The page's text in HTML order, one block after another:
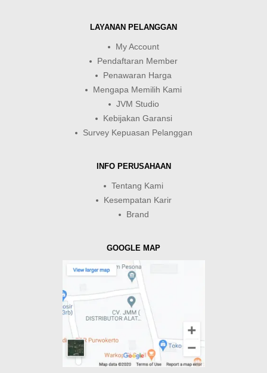
LAYANAN PELANGGAN
My Account
Pendaftaran Member
Penawaran Harga
Mengapa Memilih Kami
JVM Studio
Kebijakan Garansi
Survey Kepuasan Pelanggan
INFO PERUSAHAAN
Tentang Kami
Kesempatan Karir
Brand
GOOGLE MAP